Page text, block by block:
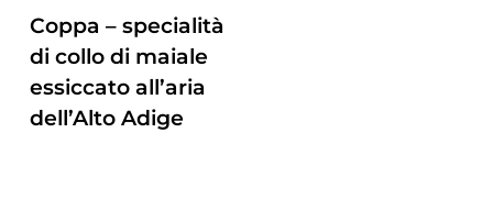
ZUM PRODUKT
Coppa – specialità
di collo di maiale
essiccato all’aria
dell’Alto Adige